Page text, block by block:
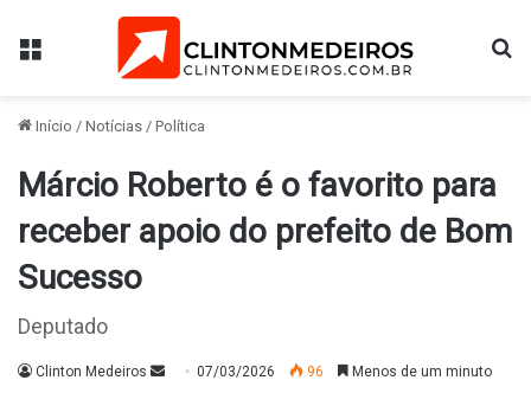
Menu
Início / Notícias / Política
Márcio Roberto é o favorito para
receber apoio do prefeito de Bom
Sucesso
Deputado
Clinton Medeiros
Mande07/03/2026 96 Menos de um minuto